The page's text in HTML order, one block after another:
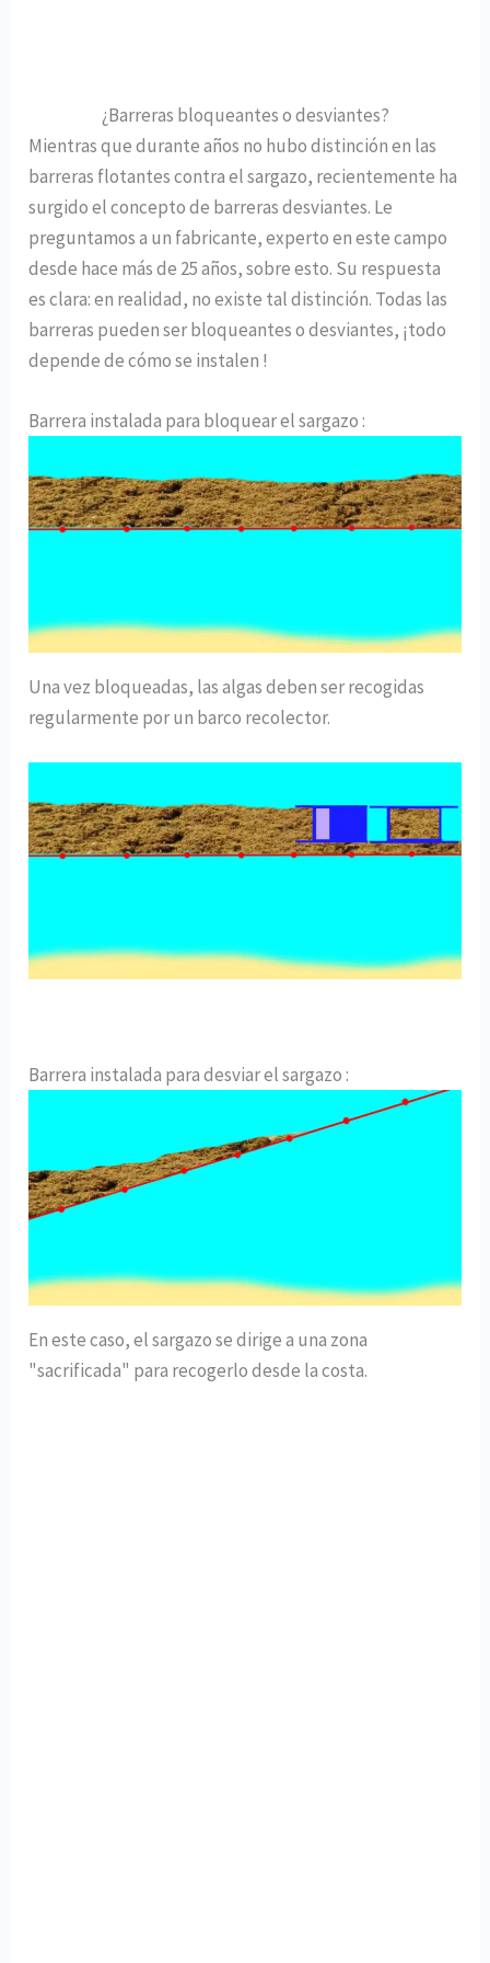
¿Barreras bloqueantes o desviantes?
Mientras que durante años no hubo distinción en las
barreras flotantes contra el sargazo, recientemente ha
surgido el concepto de barreras desviantes. Le
preguntamos a un fabricante, experto en este campo
desde hace más de 25 años, sobre esto. Su respuesta
es clara: en realidad, no existe tal distinción. Todas las
barreras pueden ser bloqueantes o desviantes, ¡todo
depende de cómo se instalen !
Barrera instalada para bloquear el sargazo :
Una vez bloqueadas, las algas deben ser recogidas
regularmente por un barco recolector.
Barrera instalada para desviar el sargazo :
En este caso, el sargazo se dirige a una zona
"sacrificada" para recogerlo desde la costa.